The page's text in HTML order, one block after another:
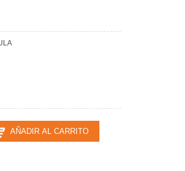
AÑADIR AL CARRITO